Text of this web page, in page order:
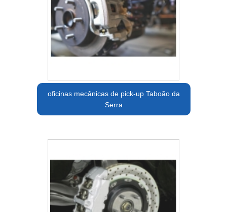
oficinas mecânicas de pick-up Taboão da
Serra